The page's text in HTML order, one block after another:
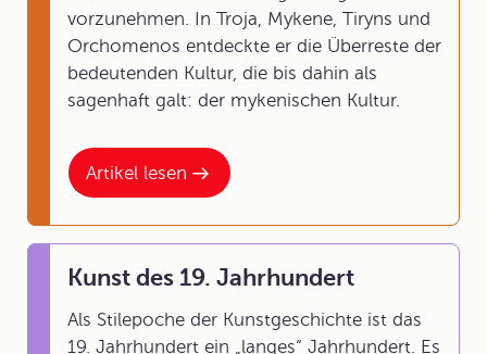
Artikel lesen
vorzunehmen. In Troja, Mykene, Tiryns und
Orchomenos entdeckte er die Überreste der
bedeutenden Kultur, die bis dahin als
sagenhaft galt: der mykenischen Kultur.
Kunst des 19. Jahrhundert
Als Stilepoche der Kunstgeschichte ist das
19. Jahrhundert ein „langes“ Jahrhundert. Es